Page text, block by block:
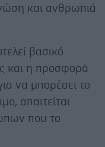
και ανθρωπιά
βασικό
και η προσφορά
να μπορέσει το
απαιτείται
που το